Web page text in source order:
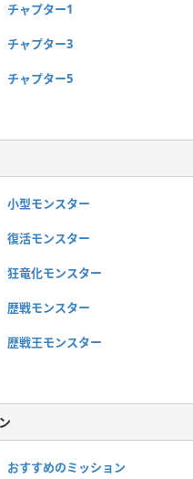
チャプター1
チャプター3
チャプター5
小型モンスター
復活モンスター
狂竜化モンスター
歴戦モンスター
歴戦王モンスター
おすすめのミッション